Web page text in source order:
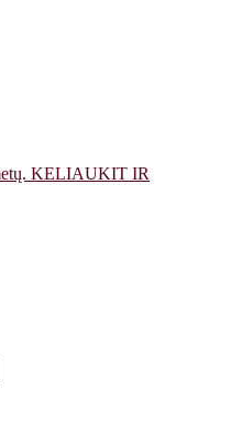
KELIAUKIT IR